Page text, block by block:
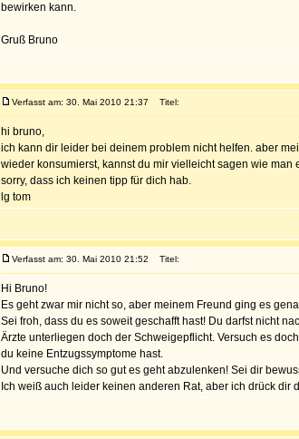
bewirken kann.
Gruß Bruno
Verfasst am: 30. Mai 2010 21:37 Titel:
hi bruno,
ich kann dir leider bei deinem problem nicht helfen. aber
wieder konsumierst, kannst du mir vielleicht sagen wie
sorry, dass ich keinen tipp für dich hab.
lg tom
Verfasst am: 30. Mai 2010 21:52 Titel:
Hi Bruno!
Es geht zwar mir nicht so, aber meinem Freund ging es
Sei froh, dass du es soweit geschafft hast! Du darfst nicht
Ärzte unterliegen doch der Schweigepflicht. Versuch es
du keine Entzugssymptome hast.
Und versuche dich so gut es geht abzulenken! Sei dir
Ich weiß auch leider keinen anderen Rat, aber ich drück dir